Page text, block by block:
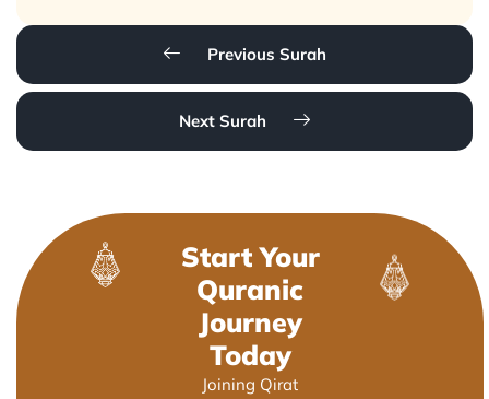
Previous Surah
Next Surah
Start Your
Quranic
Journey
Today
Joining Qirat